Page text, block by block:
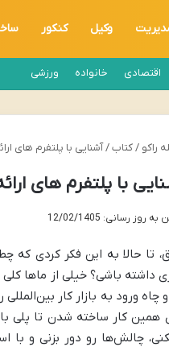
وکیل کنکور
اقتصادی خانواده ورزشی
راکو /کتاب/آشنایی با پلتفرم های
با پلتفرم های
روز رسانی: 12/02/1405
تا حالا به این فکر کردی
داشته باشی؟ خیلی از ماها
و چاه ورود به بازار کار
همین کار ساخته شدن تا پلی
چالش‌ها رو دور بزنی و با